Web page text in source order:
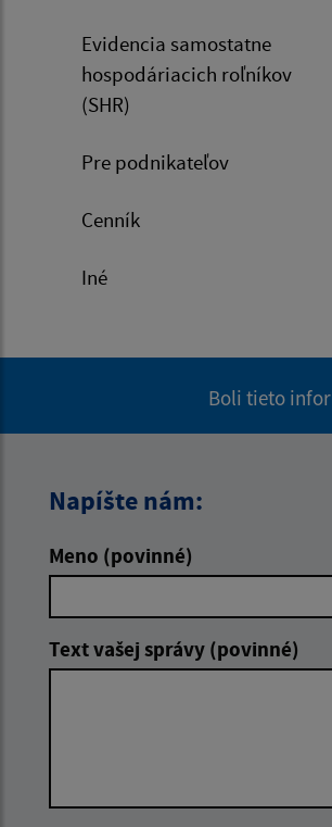
Evidencia samostatne
hospodáriacich roľníkov
(SHR)
Pre podnikateľov
Cenník
Iné
Boli tieto
Napíšte nám:
Meno (povinné)
Text vašej správy (povinné)